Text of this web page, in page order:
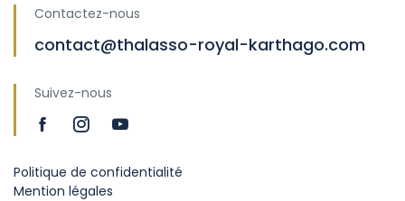
Contactez-nous
contact@thalasso-royal-karthago.com
Suivez-nous
Politique de confidentialité
Mention légales